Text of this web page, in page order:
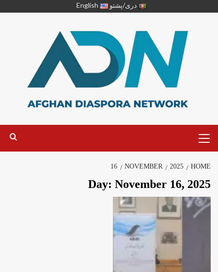
دری/پشتو English
HOME
2025
NOVEMBER
16
Day: November 16, 2025